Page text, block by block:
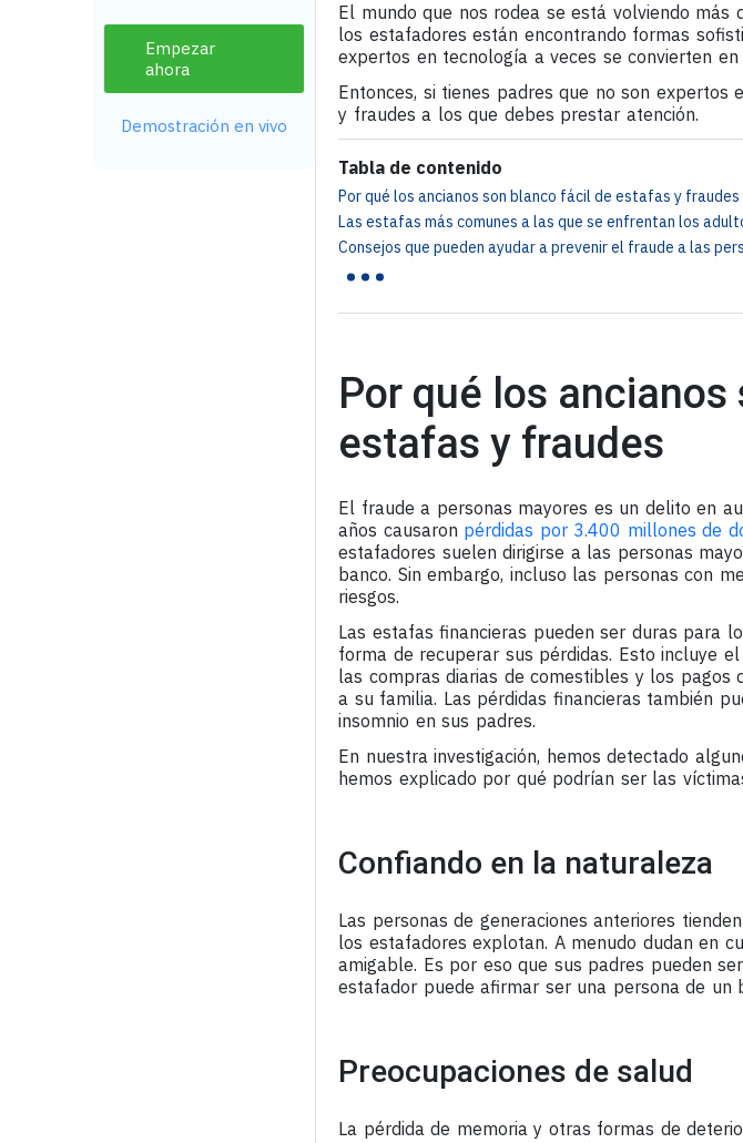
Empezar
ahora
Demostración en vivo
El mundo que nos rodea se está volviendo más
los estafadores están encontrando formas
expertos en tecnología a veces se convierten en
Entonces, si tienes padres que no son
y fraudes a los que debes prestar atención.
Tabla de contenido
Por qué los ancianos son blanco fácil de estafas y fraudes
Las estafas más comunes a las que se enfrentan los
Consejos que pueden ayudar a prevenir el fraude a las
...
Por qué los
estafas y fraudes
El fraude a personas mayores es un delito en
años causaron pérdidas por 3.400 millones de
estafadores suelen dirigirse a las personas
banco. Sin embargo, incluso las personas con
riesgos.
Las estafas financieras pueden ser duras para
forma de recuperar sus pérdidas. Esto incluye
las compras diarias de comestibles y los pagos
a su familia. Las pérdidas financieras también
insomnio en sus padres.
En nuestra investigación, hemos detectado
hemos explicado por qué podrían ser las
Confiando en la naturaleza
Las personas de generaciones anteriores
los estafadores explotan. A menudo dudan en
amigable. Es por eso que sus padres pueden
estafador puede afirmar ser una persona de un
Preocupaciones de salud
La pérdida de memoria y otras formas de